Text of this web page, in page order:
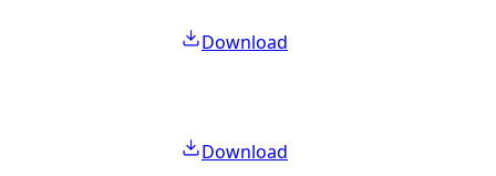
Download
Download